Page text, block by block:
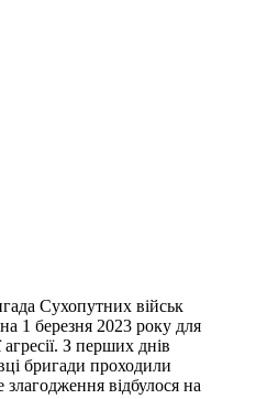
Сухопутних військ
1 березня 2023 року для
агресії. З перших днів
бригади проходили
відбулося на